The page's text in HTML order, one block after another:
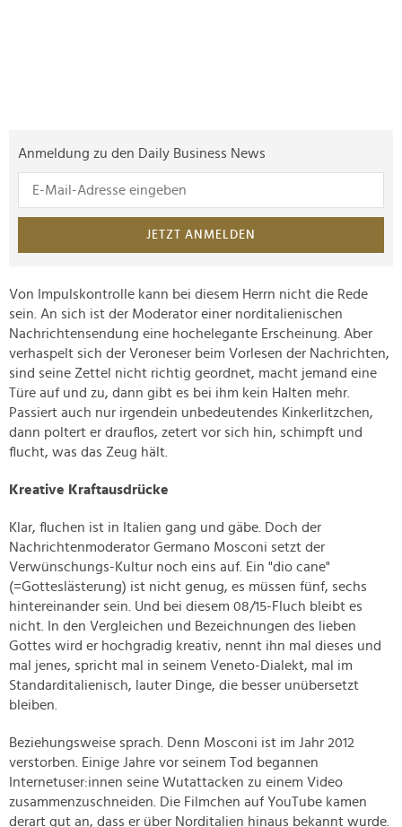
Anmeldung zu den Daily Business News
JETZT ANMELDEN
Von Impulskontrolle kann bei diesem Herrn nicht die Rede
sein. An sich ist der Moderator einer norditalienischen
Nachrichtensendung eine hochelegante Erscheinung. Aber
verhaspelt sich der Veroneser beim Vorlesen der Nachrichten,
sind seine Zettel nicht richtig geordnet, macht jemand eine
Türe auf und zu, dann gibt es bei ihm kein Halten mehr.
Passiert auch nur irgendein unbedeutendes Kinkerlitzchen,
dann poltert er drauflos, zetert vor sich hin, schimpft und
flucht, was das Zeug hält.
Kreative Kraftausdrücke
Klar, fluchen ist in Italien gang und gäbe. Doch der
Nachrichtenmoderator Germano Mosconi setzt der
Verwünschungs-Kultur noch eins auf. Ein "dio cane"
(=Gotteslästerung) ist nicht genug, es müssen fünf, sechs
hintereinander sein. Und bei diesem 08/15-Fluch bleibt es
nicht. In den Vergleichen und Bezeichnungen des lieben
Gottes wird er hochgradig kreativ, nennt ihn mal dieses und
mal jenes, spricht mal in seinem Veneto-Dialekt, mal im
Standarditalienisch, lauter Dinge, die besser unübersetzt
bleiben.
Beziehungsweise sprach. Denn Mosconi ist im Jahr 2012
verstorben. Einige Jahre vor seinem Tod begannen
Internetuser:innen seine Wutattacken zu einem Video
zusammenzuschneiden. Die Filmchen auf YouTube kamen
derart gut an, dass er über Norditalien hinaus bekannt wurde.